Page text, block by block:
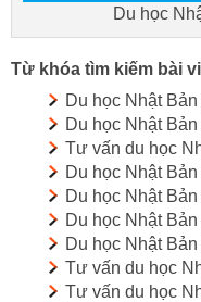
Du học
Từ khóa tìm kiếm bài
Du học Nhật
Du học Nhật
Tư vấn du học
Du học Nhật
Du học Nhật
Du học Nhật
Du học Nhật
Tư vấn du học
Tư vấn du học